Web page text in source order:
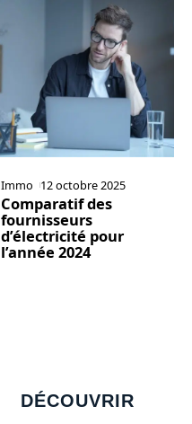
Immo 12 octobre 2025
Comparatif des
fournisseurs
d’électricité pour
l’année 2024
DÉCOUVRIR